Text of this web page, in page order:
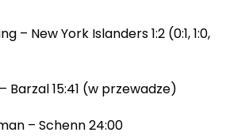
– New York Islanders 1:2 (0:1, 1:0,
Barzal 15:41 (w przewadze)
– Schenn 24:00